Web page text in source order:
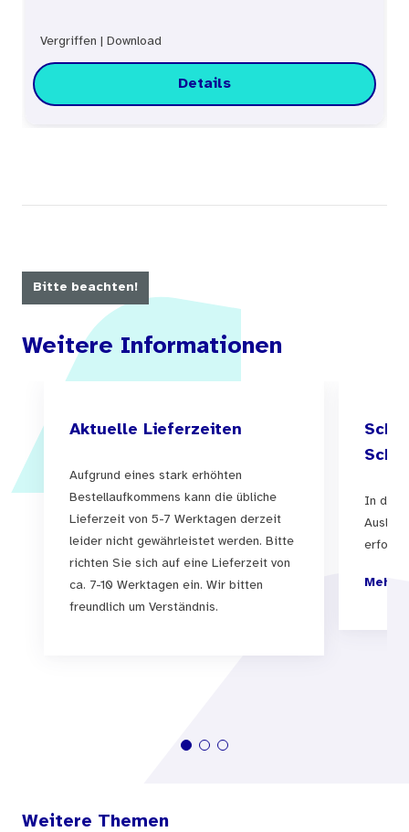
Vergriffen | Download
Details
Bitte beachten!
Weitere Informationen
Aktuelle Lieferzeiten
Aufgrund eines stark erhöhten
Bestellaufkommens kann die übliche
Lieferzeit von 5-7 Werktagen derzeit
leider nicht gewährleistet werden. Bitte
richten Sie sich auf eine Lieferzeit von
ca. 7-10 Werktagen ein. Wir bitten
freundlich um Verständnis.
In der
Mehr
Weitere Themen